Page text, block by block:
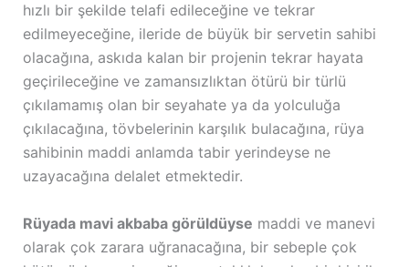
hızlı bir şekilde telafi edileceğine ve tekrar
edilmeyeceğine, ileride de büyük bir servetin sahibi
olacağına, askıda kalan bir projenin tekrar hayata
geçirileceğine ve zamansızlıktan ötürü bir türlü
çıkılamamış olan bir seyahate ya da yolculuğa
çıkılacağına, tövbelerinin karşılık bulacağına, rüya
sahibinin maddi anlamda tabir yerindeyse ne
uzayacağına delalet etmektedir.
Rüyada mavi akbaba görüldüyse maddi ve manevi
olarak çok zarara uğranacağına, bir sebeple çok